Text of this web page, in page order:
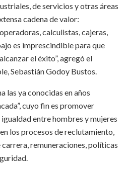
de servicios y otras áreas
cadena de valor:
calculistas, cajeras,
es imprescindible para que
el éxito”, agregó el
Sebastián Godoy Bustos.
las ya conocidas en años
cuyo fin es promover
entre hombres y mujeres
los procesos de reclutamiento,
remuneraciones, políticas